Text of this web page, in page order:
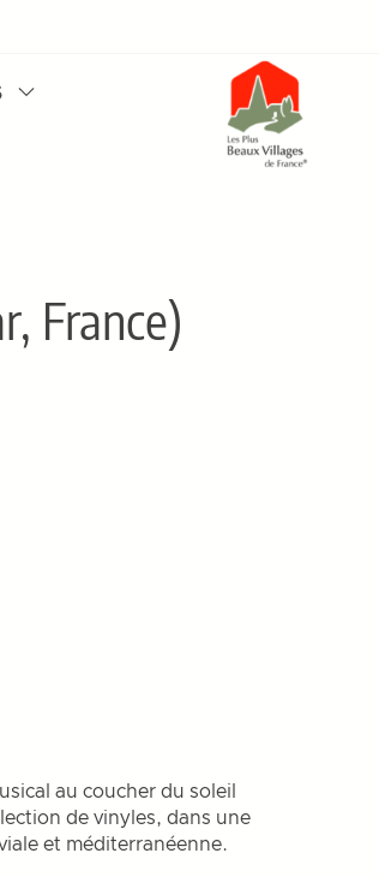
France)
au coucher du soleil
de vinyles, dans une
et méditerranéenne.